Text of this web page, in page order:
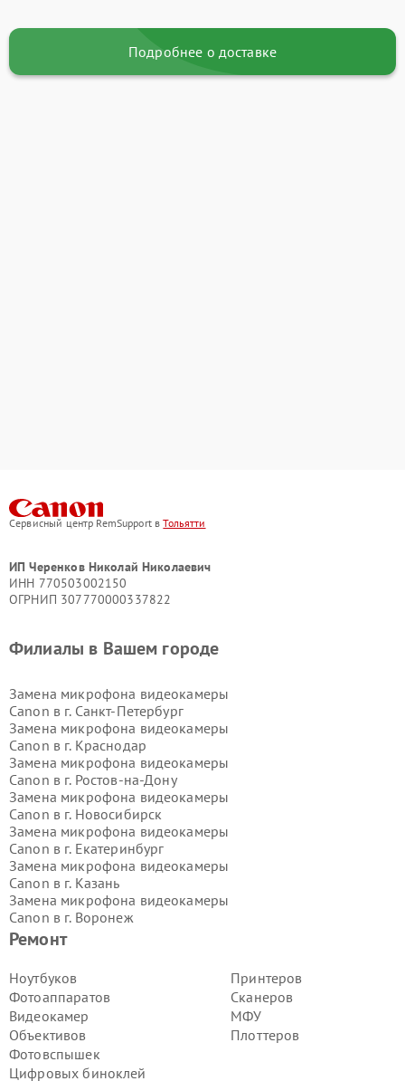
Подробнее о доставке
Сервисный центр RemSupport вТольятти
ИП Черенков Николай Николаевич
ИНН 770503002150
ОГРНИП 307770000337822
Ремонт
Ноутбуков
Фотоаппаратов
Видеокамер
Объективов
Фотовспышек
Цифровых биноклей
Принтеров
Сканеров
МФУ
Плоттеров
Филиалы в Вашем городе
Замена микрофона видеокамеры
Canon в г. Санкт-Петербург
Замена микрофона видеокамеры
Canon в г. Краснодар
Замена микрофона видеокамеры
Canon в г. Ростов-на-Дону
Замена микрофона видеокамеры
Canon в г. Новосибирск
Замена микрофона видеокамеры
Canon в г. Екатеринбург
Замена микрофона видеокамеры
Canon в г. Казань
Замена микрофона видеокамеры
Canon в г. Воронеж
Замена микрофона видеокамеры
Замена микрофона видеокамеры
Canon в г.Самара
Замена микрофона видеокамеры
Canon в г.Пермь
Замена микрофона видеокамеры
Canon в г.Красноярск
Замена микрофона видеокамеры